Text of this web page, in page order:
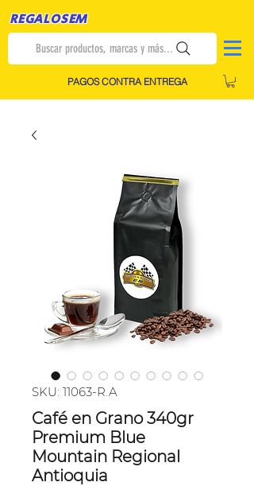
REGALOSEM
Buscar productos, marcas y más...
PAGOS CONTRA ENTREGA
SKU: 11063-R.A
Café en Grano 340gr
Premium Blue
Mountain Regional
Antioquia